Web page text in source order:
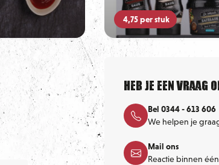
4,75per stuk
Heb je een vraag
Bel 0344 - 613 606
We helpen je
Mail ons
Reactie binnen